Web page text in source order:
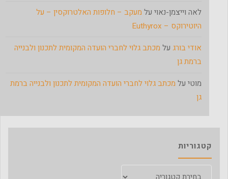
לאה וייצמן-נאוי על מעקב – חלופות האלטרוקסין – על
היוטירוקס – Euthyrox
אודי בורג על מכתב גלוי לחברי הועדה המקומית לתכנון ולבנייה
ברמת גן
מוטי על מכתב גלוי לחברי הועדה המקומית לתכנון ולבנייה ברמת
גן
קטגוריות